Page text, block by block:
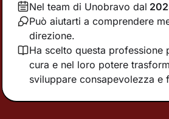
Nel team di Unobravo dal
Può aiutarti a comprendere
direzione.
Ha scelto questa professione
cura e nel loro potere
sviluppare consapevolezza e